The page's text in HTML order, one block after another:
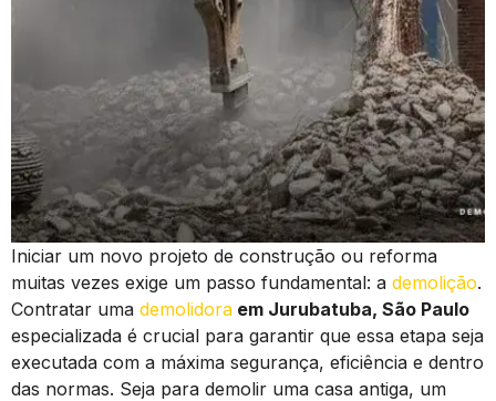
Iniciar um novo projeto de construção ou reforma
muitas vezes exige um passo fundamental: a demolição.
Contratar uma demolidora em Jurubatuba, São Paulo
especializada é crucial para garantir que essa etapa seja
executada com a máxima segurança, eficiência e dentro
das normas. Seja para demolir uma casa antiga, um